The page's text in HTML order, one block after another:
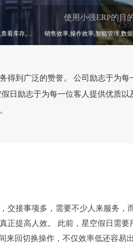
订单管理,数据统计,财务管理,查看库存,预约接送机,发票申请,系统对接
使用小强ERP的目
得到广泛的赞誉。 公司励志于为
日励志于为每一位客人提供优质
交接事项多，需要不少人来服务，
提高人效。 此前，星空假日需
回切换操作，不仅效率低还容易